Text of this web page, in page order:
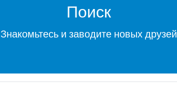
Поиск
Знакомьтесь и заводите новых друзей